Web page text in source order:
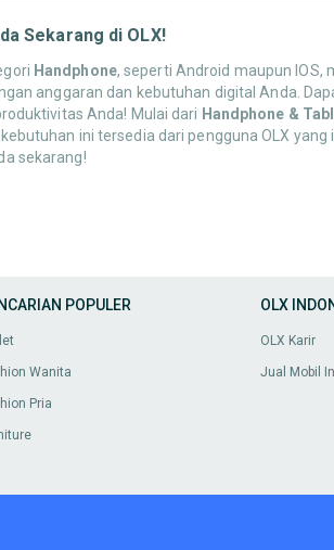
Sekarang di OLX!
Handphone, seperti Android maupun IOS,
anggaran dan kebutuhan digital Anda.
Anda! Mulai dari Handphone &
kebutuhan ini tersedia dari pengguna OLX
sekarang!
Aksesoris Handphone &
dengan berbagai pilihan menarik di OLX.
Anda dalam mengabadikan momen.
OLX.
POPULER
Wanita
Pria
OLX
OLX Karir
Jual Mobil